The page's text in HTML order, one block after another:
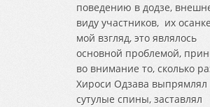
поведению в додзе,
виду участников, их
мой взгляд, это являлось
основной проблемой,
во внимание то, сколько
Хироси Одзава выпрямлял
сутулые спины, заставлял